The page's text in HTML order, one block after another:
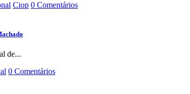
Ciop 0 Comentários
de...
0 Comentários